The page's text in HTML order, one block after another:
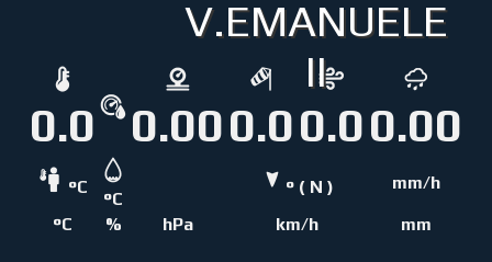
V.EMANUELE
II
0.0 0.000.00.00.00
°C
°C
° ( N )
mm/h
°C
% hPa km/h mm